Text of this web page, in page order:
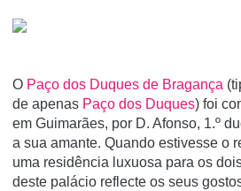
O Paço dos Duques de Bragança
de apenas Paço dos Duques) foi
em Guimarães, por D. Afonso, 1.º
a sua amante. Quando estivesse o
uma residência luxuosa para os
deste palácio reflecte os seus